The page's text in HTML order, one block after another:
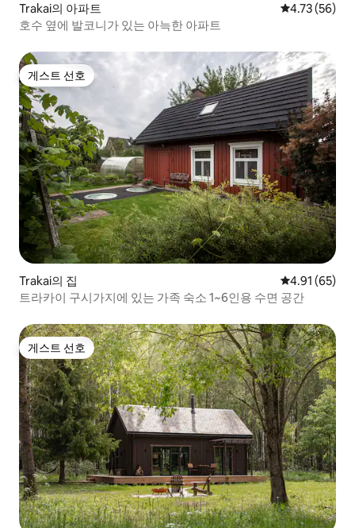
Trakai의 아파트 평점 4.73점
4.73 (56)
호수 옆에 발코니가 있는 아늑한 아파트
게스트 선호
게스트 선호
Trakai의 집 평점 4.91점
4.91 (65)
트라카이 구시가지에 있는 가족 숙소 1~6인용 수면 공간
게스트 선호
게스트 선호